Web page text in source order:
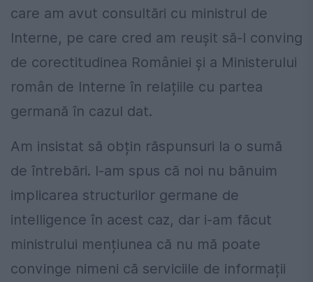
care am avut consultări cu ministrul de
Interne, pe care cred am reușit să-l conving
de corectitudinea României și a Ministerului
român de Interne în relațiile cu partea
germană în cazul dat.
Am insistat să obțin răspunsuri la o sumă
de întrebări. I-am spus că noi nu bănuim
implicarea structurilor germane de
intelligence în acest caz, dar i-am făcut
ministrului mențiunea că nu mă poate
convinge nimeni că serviciile de informații